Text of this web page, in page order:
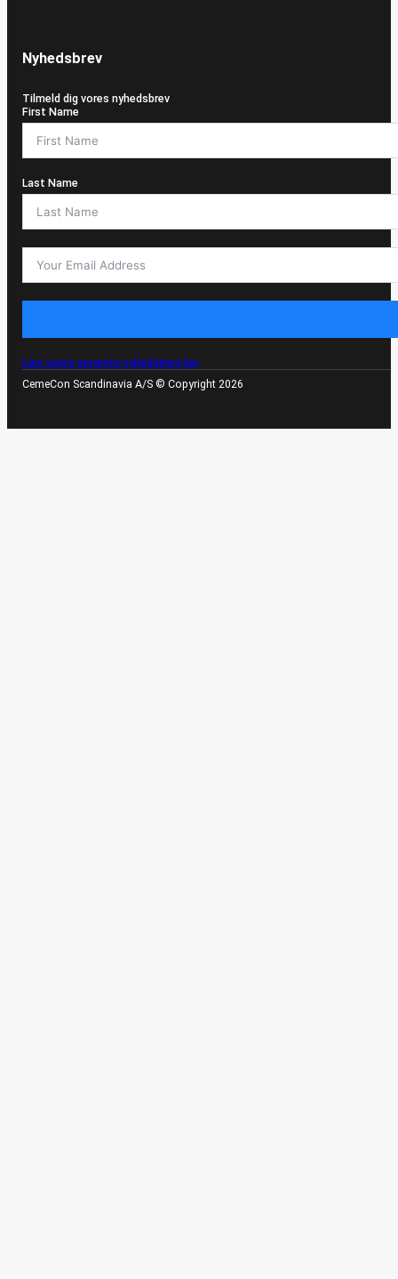
Nyhedsbrev
Tilmeld dig vores nyhedsbrev
First Name
Last Name
Læs vores seneste nyhedsbrev her
CemeCon Scandinavia A/S © Copyright 2026